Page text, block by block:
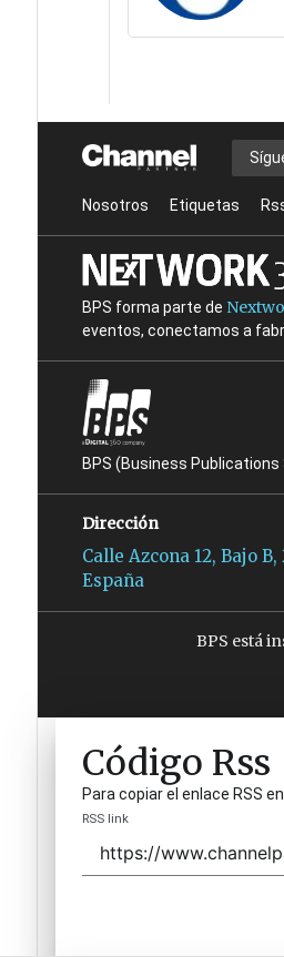
Nosotros Etiquetas
BPS forma parte de
eventos, conectamos a
BPS (Business
Dirección
Calle Azcona 12, Bajo
España
BPS está
Código Rss
Para copiar el enlace RSS
RSS link